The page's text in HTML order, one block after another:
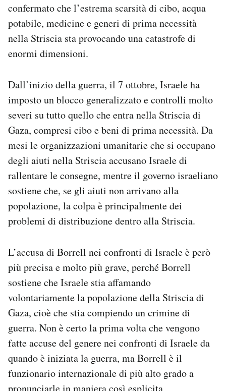
confermato che l’estrema scarsità di cibo, acqua
potabile, medicine e generi di prima necessità
nella Striscia sta provocando una catastrofe di
enormi dimensioni.
Dall’inizio della guerra, il 7 ottobre, Israele ha
imposto un blocco generalizzato e controlli molto
severi su tutto quello che entra nella Striscia di
Gaza, compresi cibo e beni di prima necessità. Da
mesi le organizzazioni umanitarie che si occupano
degli aiuti nella Striscia accusano Israele di
rallentare le consegne, mentre il governo israeliano
sostiene che, se gli aiuti non arrivano alla
popolazione, la colpa è principalmente dei
problemi di distribuzione dentro alla Striscia.
L’accusa di Borrell nei confronti di Israele è però
più precisa e molto più grave, perché Borrell
sostiene che Israele stia affamando
volontariamente la popolazione della Striscia di
Gaza, cioè che stia compiendo un crimine di
guerra. Non è certo la prima volta che vengono
fatte accuse del genere nei confronti di Israele da
quando è iniziata la guerra, ma Borrell è il
funzionario internazionale di più alto grado a
pronunciarle in maniera così esplicita.